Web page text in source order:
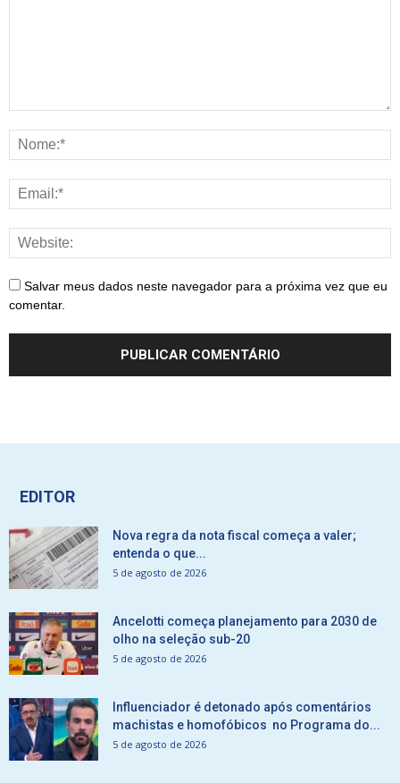
Salvar meus dados neste navegador para a próxima vez que eu
comentar.
EDITOR
Nova regra da nota fiscal começa a valer;
entenda o que...
5 de agosto de 2026
Ancelotti começa planejamento para 2030 de
olho na seleção sub-20
5 de agosto de 2026
Influenciador é detonado após comentários
machistas e homofóbicos no Programa do...
5 de agosto de 2026